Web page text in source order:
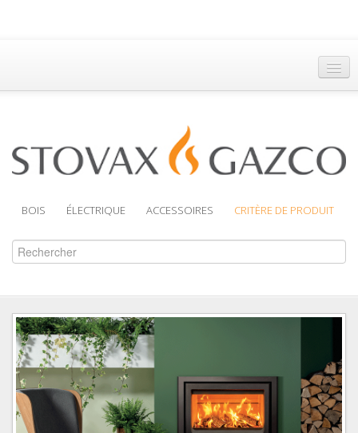
Accueil
Brochures
BOIS ÉLECTRIQUE ACCESSOIRES CRITÈRE DE PRODUIT